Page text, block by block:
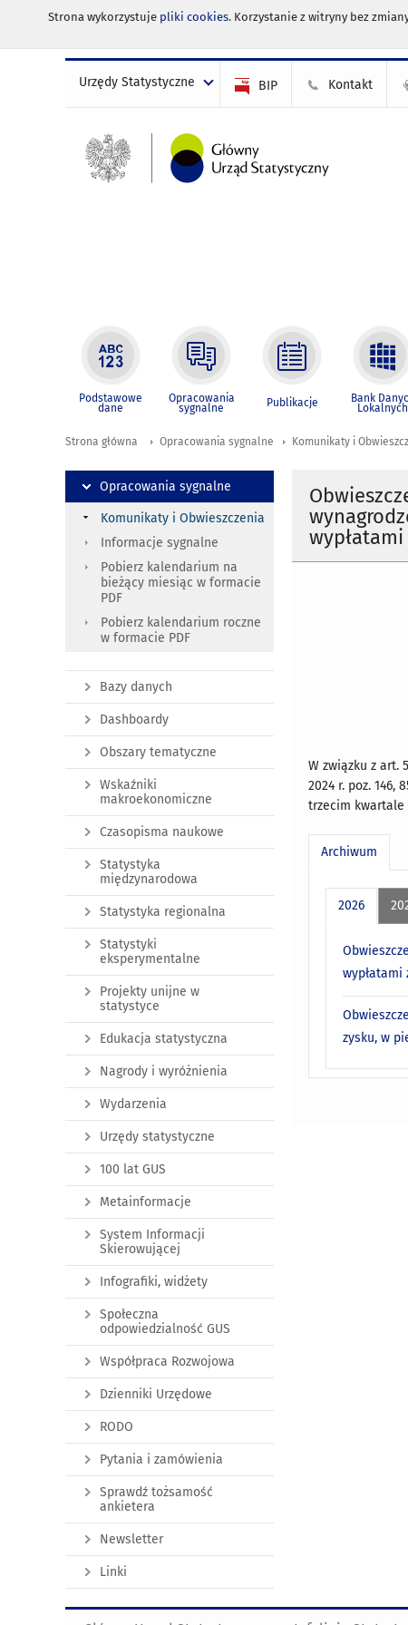
Strona wykorzystuje pliki cookies. Korzystanie z witryny bez
Urzędy Statystyczne BIP Kontakt
Podstawowe
dane
Opracowania
sygnalne Publikacje Bank
Lokalnych
Strona główna Opracowania sygnalne Komunikaty i
W związku z art.
2024 r. poz. 146,
trzecim kwartale
Archiwum
2026
wypłatami
zysku, w
Opracowania sygnalne
Komunikaty i Obwieszczenia
Informacje sygnalne
Pobierz kalendarium na
bieżący miesiąc w formacie
PDF
Pobierz kalendarium roczne
w formacie PDF
Bazy danych
Dashboardy
Obszary tematyczne
Wskaźniki
makroekonomiczne
Czasopisma naukowe
Statystyka
międzynarodowa
Statystyka regionalna
Statystyki
eksperymentalne
Projekty unijne w
statystyce
Edukacja statystyczna
Nagrody i wyróżnienia
Wydarzenia
Urzędy statystyczne
100 lat GUS
Metainformacje
System Informacji
Skierowującej
Infografiki, widżety
Społeczna
odpowiedzialność GUS
Współpraca Rozwojowa
Dzienniki Urzędowe
RODO
Pytania i zamówienia
Sprawdź tożsamość
ankietera
Newsletter
Linki